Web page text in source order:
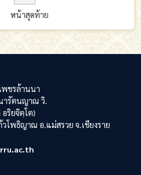
หน้าสุดท้าย
พชรล้านนา
ารัตนญาณ วิ.
ริยจิตฺโต)
โพธิญาณ อ.แม่สรวย จ.เชียงราย